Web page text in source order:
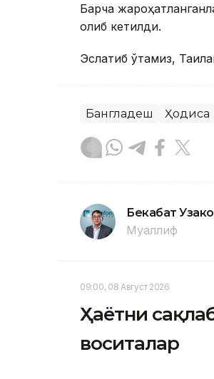
Барча
олиб кетилди.
Эслатиб ўтамиз,
Бангладеш Ҳодиса
Бекабат
Муаллиф
09:00, 08 Август 2026
Ҳаётни
воситалар